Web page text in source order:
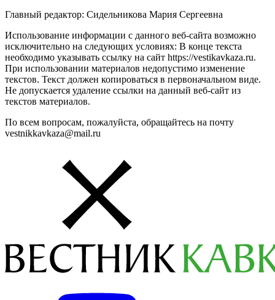
Главный редактор: Сидельникова Мария Сергеевна
Использование информации с данного веб-сайта возможно
исключительно на следующих условиях: В конце текста
необходимо указывать ссылку на сайт https://vestikavkaza.ru.
При использовании материалов недопустимо изменение
текстов. Текст должен копироваться в первоначальном виде.
Не допускается удаление ссылки на данный веб-сайт из
текстов материалов.
По всем вопросам, пожалуйста, обращайтесь на почту
vestnikkavkaza@mail.ru